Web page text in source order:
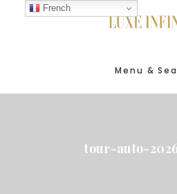
Menu &
tour-auto-
French